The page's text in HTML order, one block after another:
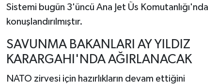
Sistemi bugün 3'üncü Ana Jet Üs Komutanlığı'nda
konuşlandırılmıştır.
SAVUNMA BAKANLARI AY YILDIZ
KARARGAHI'NDA AĞIRLANACAK
NATO zirvesi için hazırlıkların devam ettiğini